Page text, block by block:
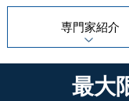
専門家紹介
最大